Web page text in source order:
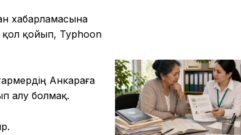
хабарламасына
қол қойып, Typhoon
Анкараға
алу болмақ.